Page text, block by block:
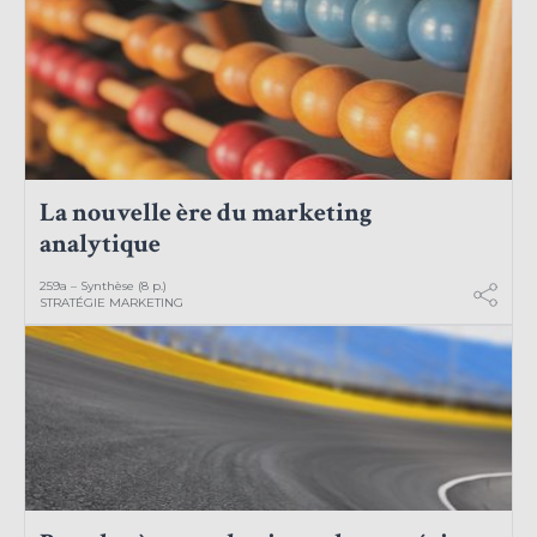
La nouvelle ère du marketing
analytique
259a – Synthèse (8 p.)
STRATÉGIE MARKETING